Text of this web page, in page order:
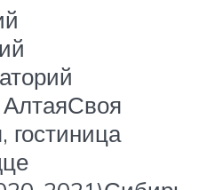
гостиница